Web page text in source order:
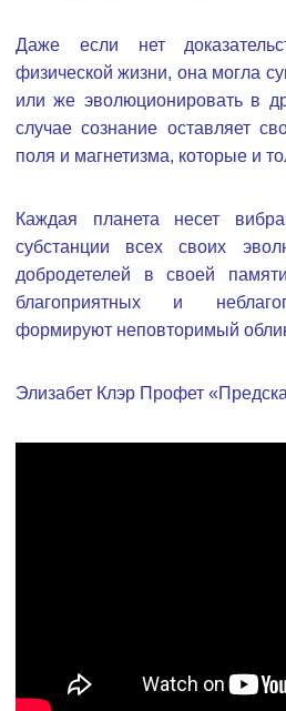
Даже если нет
физической жизни, она могла
или же эволюционировать в
случае сознание оставляет
поля и магнетизма, которые и
Каждая планета несет
субстанции всех своих
добродетелей в своей
благоприятных и
формируют неповторимый
Элизабет Клэр Профет